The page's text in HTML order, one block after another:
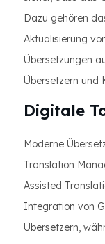
Dazu gehören
Aktualisierung
Übersetzungen
Übersetzern und
Digitale
Moderne
Translation
Assisted
Integration von
Übersetzern,